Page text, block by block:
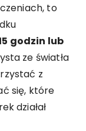
to
godzin lub
ze światła
z
się, które
działał